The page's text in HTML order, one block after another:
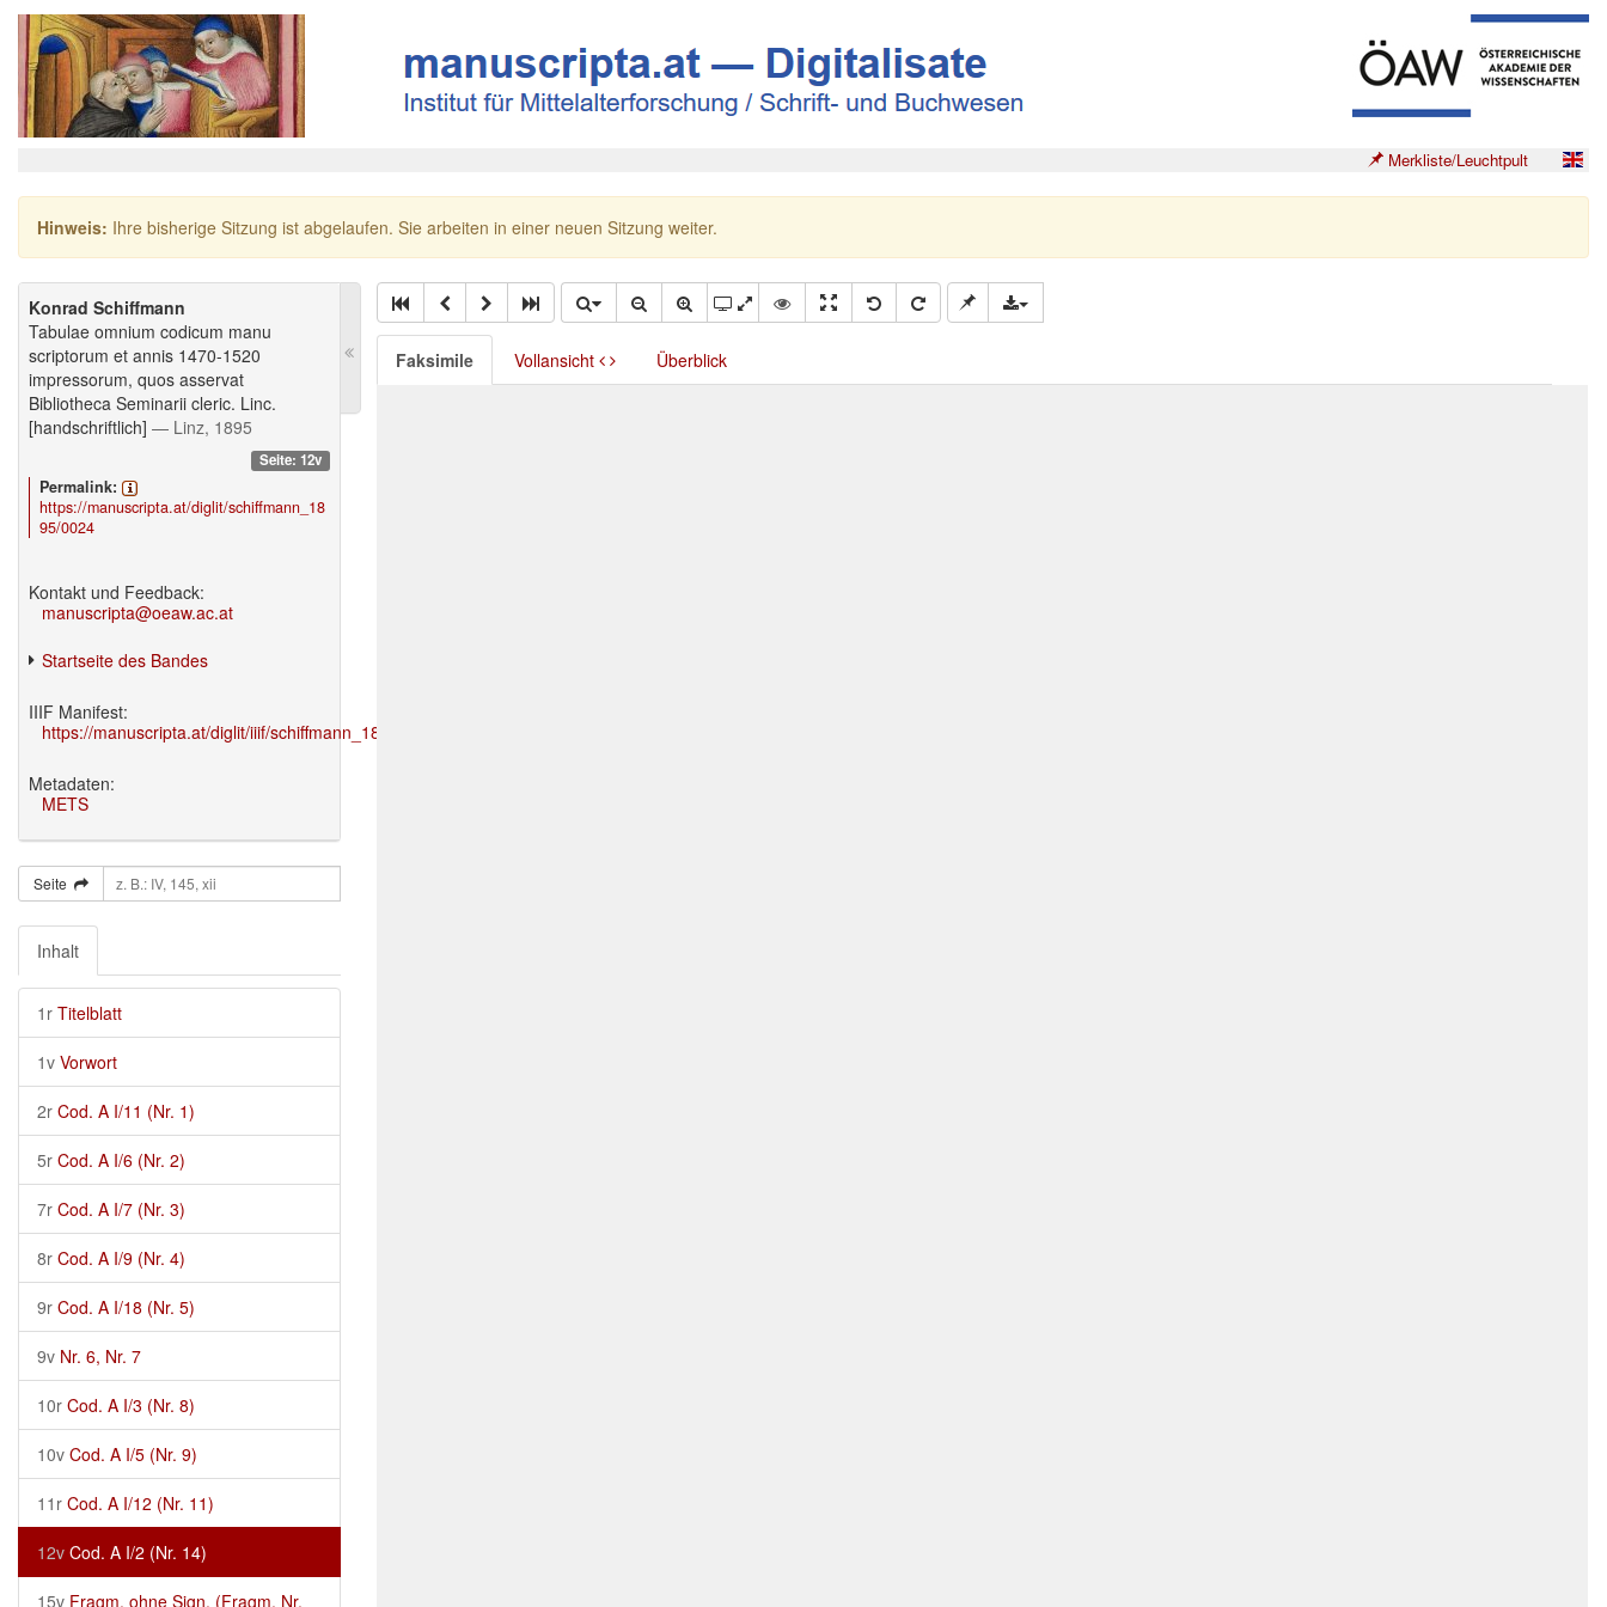
Merkliste/Leuchtpult
Hinweis: Ihre bisherige Sitzung ist abgelaufen. Sie arbeiten in einer neuen Sitzung weiter.
Konrad Schiffmann
Tabulae omnium codicum manu
scriptorum et annis 1470-1520
impressorum, quos asservat
Bibliotheca Seminarii cleric. Linc.
[handschriftlich] — Linz, 1895
Seite: 12v
Permalink:
https://manuscripta.at/diglit/schiffmann_18
95/0024
Kontakt und Feedback:
manuscripta@oeaw.ac.at
Startseite des Bandes
IIIF Manifest:
https://manuscripta.at/diglit/iiif/schiffmann_1895/manifest.json
Metadaten:
METS
Seite
Inhalt
1r Titelblatt
1v Vorwort
2r Cod. A I/11 (Nr. 1)
5r Cod. A I/6 (Nr. 2)
7r Cod. A I/7 (Nr. 3)
8r Cod. A I/9 (Nr. 4)
9r Cod. A I/18 (Nr. 5)
9v Nr. 6, Nr. 7
10r Cod. A I/3 (Nr. 8)
10v Cod. A I/5 (Nr. 9)
11r Cod. A I/12 (Nr. 11)
12v Cod. A I/2 (Nr. 14)
15v Fragm. ohne Sign. (Fragm. Nr.
Faksimile Vollansicht Überblick